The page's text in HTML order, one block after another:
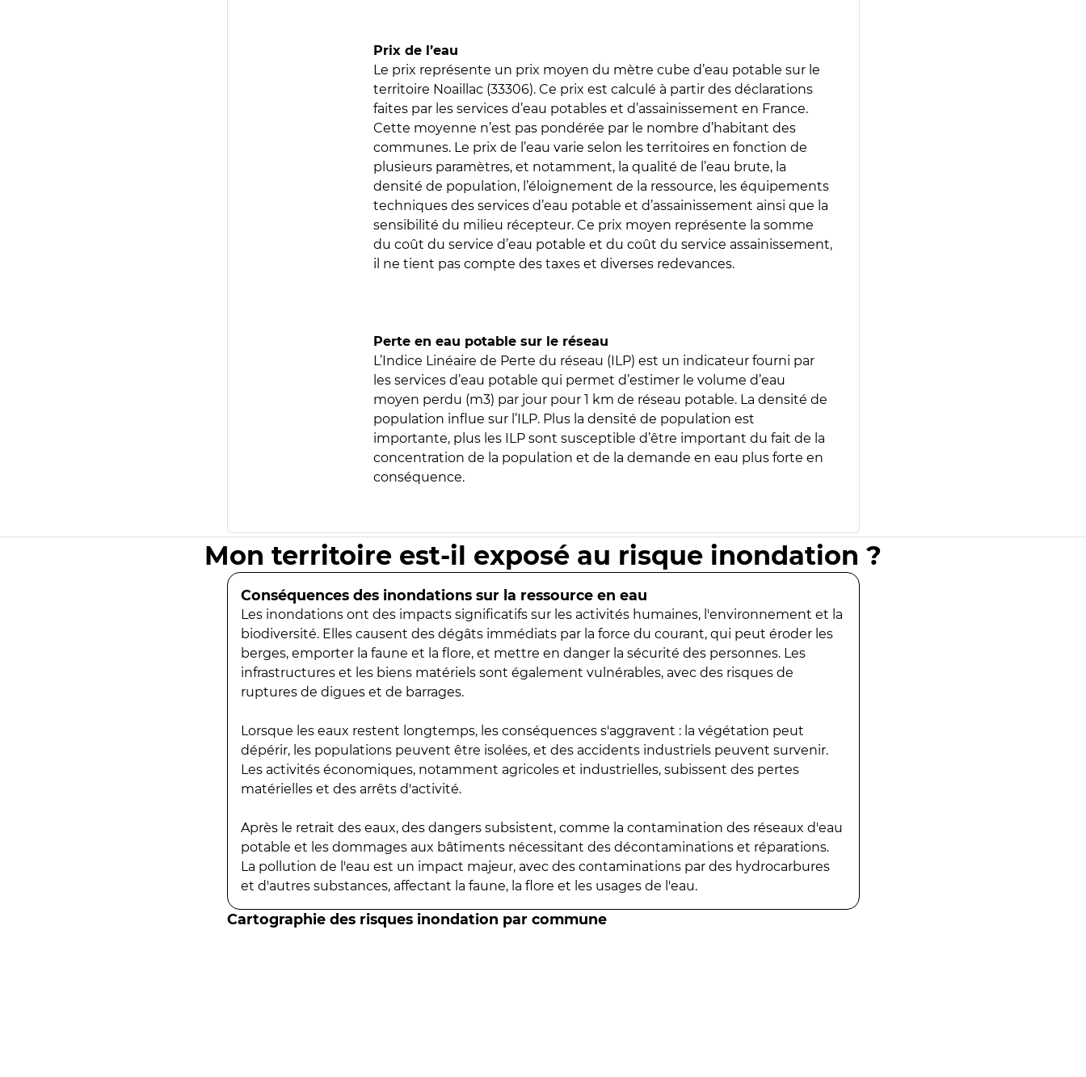
Prix de l’eau
Le prix représente un prix moyen du mètre cube d’eau potable sur le
territoire Noaillac (33306). Ce prix est calculé à partir des déclarations
faites par les services d’eau potables et d’assainissement en France.
Cette moyenne n’est pas pondérée par le nombre d’habitant des
communes. Le prix de l’eau varie selon les territoires en fonction de
plusieurs paramètres, et notamment, la qualité de l’eau brute, la
densité de population, l’éloignement de la ressource, les équipements
techniques des services d’eau potable et d’assainissement ainsi que la
sensibilité du milieu récepteur. Ce prix moyen représente la somme
du coût du service d’eau potable et du coût du service assainissement,
il ne tient pas compte des taxes et diverses redevances.
Perte en eau potable sur le réseau
L’Indice Linéaire de Perte du réseau (ILP) est un indicateur fourni par
les services d’eau potable qui permet d’estimer le volume d’eau
moyen perdu (m3) par jour pour 1 km de réseau potable. La densité de
population influe sur l’ILP. Plus la densité de population est
importante, plus les ILP sont susceptible d’être important du fait de la
concentration de la population et de la demande en eau plus forte en
conséquence.
Mon territoire est-il exposé au risque inondation ?
Conséquences des inondations sur la ressource en eau
Les inondations ont des impacts significatifs sur les activités humaines, l'environnement et la
biodiversité. Elles causent des dégâts immédiats par la force du courant, qui peut éroder les
berges, emporter la faune et la flore, et mettre en danger la sécurité des personnes. Les
infrastructures et les biens matériels sont également vulnérables, avec des risques de
ruptures de digues et de barrages.
Lorsque les eaux restent longtemps, les conséquences s'aggravent : la végétation peut
dépérir, les populations peuvent être isolées, et des accidents industriels peuvent survenir.
Les activités économiques, notamment agricoles et industrielles, subissent des pertes
matérielles et des arrêts d'activité.
Après le retrait des eaux, des dangers subsistent, comme la contamination des réseaux d'eau
potable et les dommages aux bâtiments nécessitant des décontaminations et réparations.
La pollution de l'eau est un impact majeur, avec des contaminations par des hydrocarbures
et d'autres substances, affectant la faune, la flore et les usages de l'eau.
Cartographie des risques inondation par commune